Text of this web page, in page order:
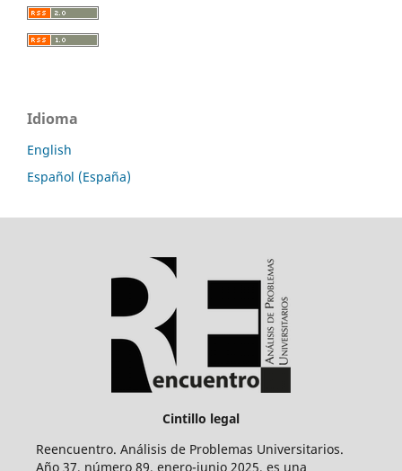
Idioma
English
Español (España)
Cintillo legal
Reencuentro. Análisis de Problemas Universitarios.
Año 37, número 89, enero-junio 2025, es una